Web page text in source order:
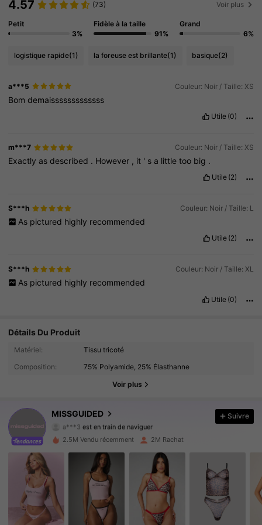
4.57 (73) Voir plus
Petit
3%
Fidèle à la taille
91%
Grand
6%
logistique rapide(1) la foreuse est brillante(1) basique(2)
a***5 Couleur: Noir / Taille: XS
Bomdemaisssssssssssss
Utile (0)
m***7 Couleur: Noir / Taille: XS
Exactly asdescribed . However , it ' s a littletoo big .
Utile (2)
S***h Couleur: Noir / Taille: L
As pictured highly recommended
Utile (2)
S***h Couleur: Noir / Taille: XL
As pictured highly recommended
Utile (0)
Détails Du Produit
Matériel:
Tissu tricoté
Composition:
75% Polyamide, 25% Élasthanne
Voir plus
MISSGUIDED
3M Suiveurs
a***3
est en train de naviguer
3M Suiveurs
3M Suiveurs
3M Suiveurs
4.88 3M Suiveurs
Suivre
2.5M Vendu récemment 2M Rachat